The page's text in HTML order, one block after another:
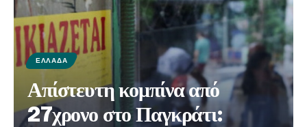
ΕΛΛΆΔΑ
Απίστευτη κομπίνα από
27χρονο στο Παγκράτι: